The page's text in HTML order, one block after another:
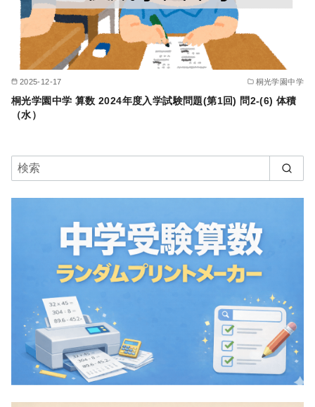
2025-12-17 桐光学園中学
桐光学園中学 算数 2024年度入学試験問題(第1回) 問2-(6) 体積
（水）